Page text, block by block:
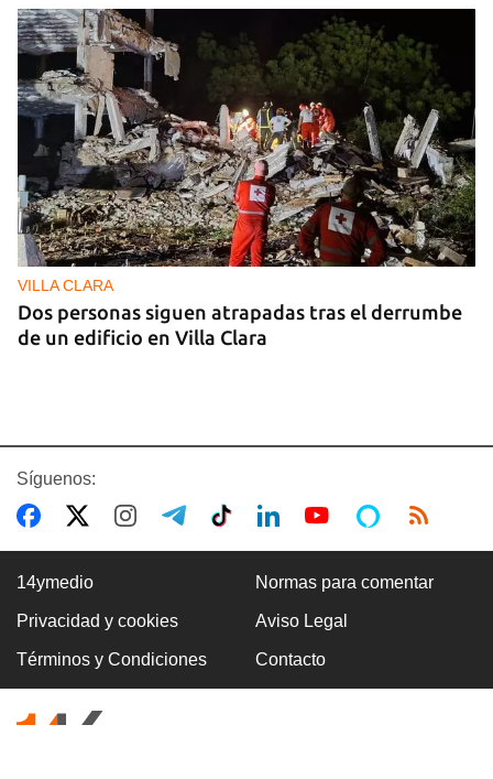
VILLA CLARA
Dos personas siguen atrapadas tras el derrumbe
de un edificio en Villa Clara
FOTO DEL DÍA
Un litro de aceite cuesta ya más de dos salarios
mínimos
Síguenos:
14ymedio Normas para comentar
Privacidad y cookies Aviso Legal
Términos y Condiciones Contacto